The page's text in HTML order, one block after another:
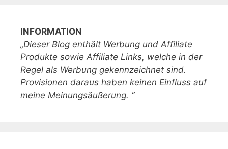
INFORMATION
„Dieser Blog enthält Werbung und Affiliate
Produkte sowie Affiliate Links, welche in der
Regel als Werbung gekennzeichnet sind.
Provisionen daraus haben keinen Einfluss auf
meine Meinungsäußerung. “